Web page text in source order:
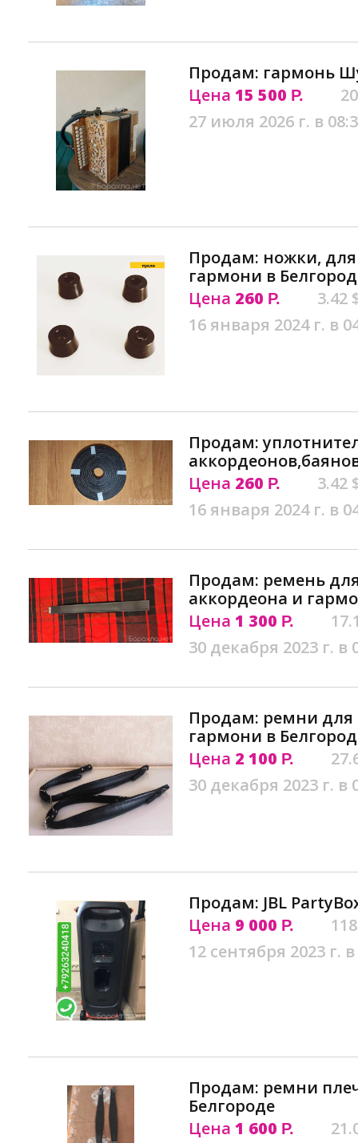
Продам: гармонь
Цена 15 500 Р.
27 июля 2026 г. в
Продам: ножки,
гармони в
Цена 260 Р.
3.42
16 января 2024 г. в
Продам:
Цена 260 Р.
3.42
16 января 2024 г. в
Продам: ремень
аккордеона и
Цена 1 300 Р.
30 декабря 2023 г. в
Продам: ремни для
гармони в
Цена 2 100 Р.
30 декабря 2023 г. в
Продам: JBL
Цена 9 000 Р.
12 сентября 2023 г.
Продам: ремни
Белгороде
Цена 1 600 Р.